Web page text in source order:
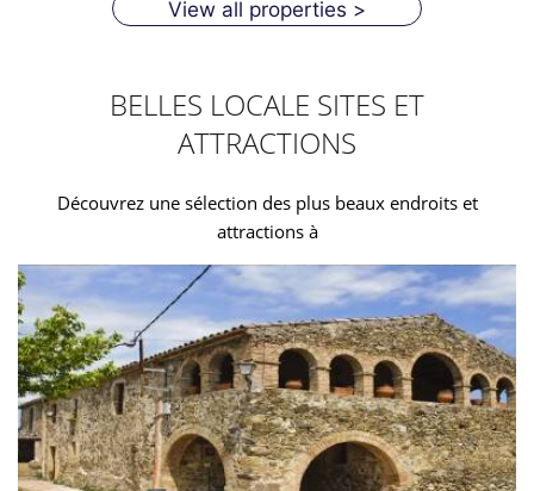
View all properties >
BELLES LOCALE SITES ET
ATTRACTIONS
Découvrez une sélection des plus beaux endroits et
attractions à